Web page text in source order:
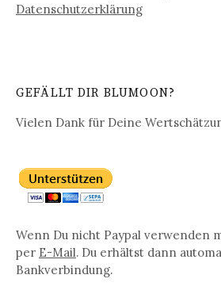
Datenschutz­erklärung
GEFÄLLT DIR BLUMOON?
Vielen Dank für Deine
Wenn Du nicht Paypal verwenden
per E-Mail. Du erhältst dann
Bankverbindung.